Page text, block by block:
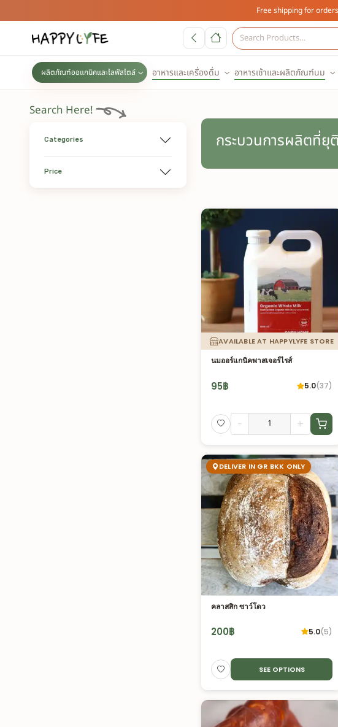
Free shipping for
ผลิตภัณฑ์ออแกนิคและไลฟ์สไตล์ อาหารและเครื่องดื่ม อาหารเช้าและผลิตภัณฑ์นม
Search Here!
Categories
Price
กระบวนการผลิตที่ยุ
AVAILABLE AT HAPPYLYFE STORE
นมออร์แกนิคพาสเจอร์ไรส์
95฿ 5.0(37)
- +
DELIVER IN GR BKK ONLY
คลาสสิก ซาว์โดว
200฿ 5.0(5)
SEE OPTIONS